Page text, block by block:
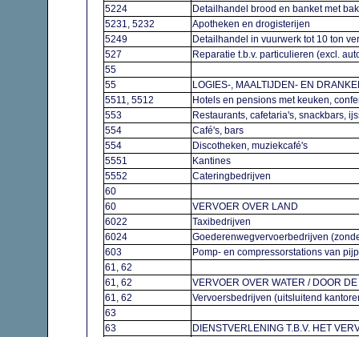
5224
Detailhandel brood en banket met
5231, 5232
Apotheken en drogisterijen
5249
Detailhandel in vuurwerk tot 10 ton
527
Reparatie t.b.v. particulieren (excl.
55
55
LOGIES-, MAALTIJDEN- EN
5511, 5512
Hotels en pensions met keuken,
553
Restaurants, cafetaria's, snackbars,
554
Café's, bars
554
Discotheken, muziekcafé's
5551
Kantines
5552
Cateringbedrijven
60
60
VERVOER OVER LAND
6022
Taxibedrijven
6024
Goederenwegvervoerbedrijven
603
Pomp- en compressorstations van
61, 62
61, 62
VERVOER OVER WATER / DOOR
61, 62
Vervoersbedrijven (uitsluitend
63
63
DIENSTVERLENING T.B.V. HET